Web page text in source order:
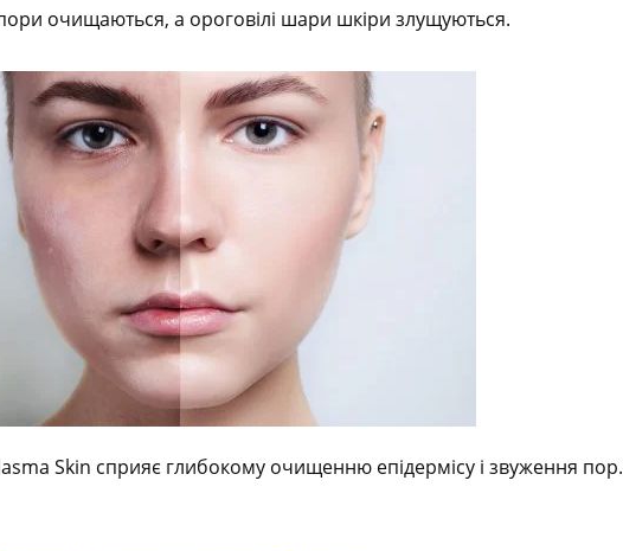
очищаються, а ороговілі шари шкіри злущуються.
Skin сприяє глибокому очищенню епідермісу і звуження пор.